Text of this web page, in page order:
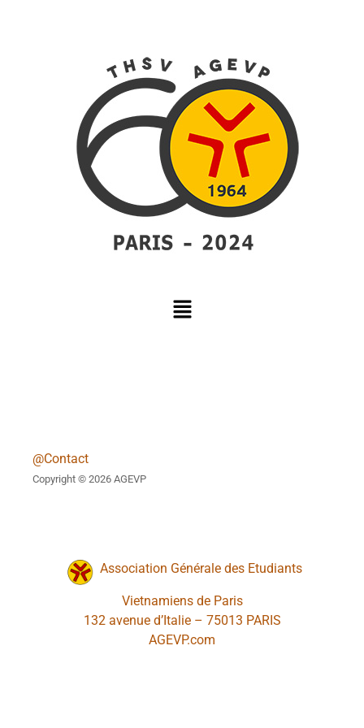
@Contact
Copyright © 2026 AGEVP
Association Générale des Etudiants
Vietnamiens de Paris
132 avenue d’Italie – 75013 PARIS
AGEVP.com